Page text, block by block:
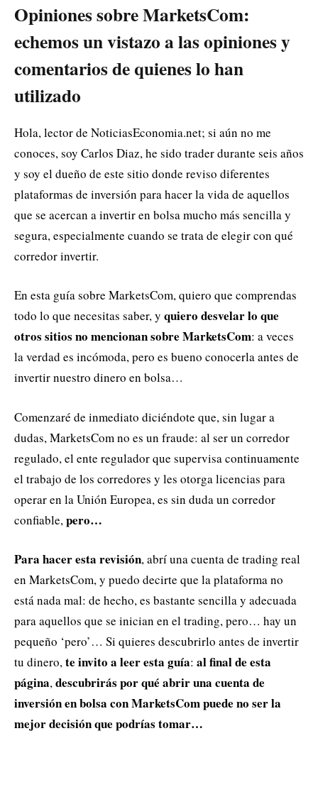
Opiniones sobre MarketsCom:
echemos un vistazo a las opiniones y
comentarios de quienes lo han
utilizado
Hola, lector de NoticiasEconomia.net; si aún no me
conoces, soy Carlos Diaz, he sido trader durante seis años
y soy el dueño de este sitio donde reviso diferentes
plataformas de inversión para hacer la vida de aquellos
que se acercan a invertir en bolsa mucho más sencilla y
segura, especialmente cuando se trata de elegir con qué
corredor invertir.
En esta guía sobre MarketsCom, quiero que comprendas
todo lo que necesitas saber, y quiero desvelar lo que
otros sitios no mencionan sobre MarketsCom: a veces
la verdad es incómoda, pero es bueno conocerla antes de
invertir nuestro dinero en bolsa…
Comenzaré de inmediato diciéndote que, sin lugar a
dudas, MarketsCom no es un fraude: al ser un corredor
regulado, el ente regulador que supervisa continuamente
el trabajo de los corredores y les otorga licencias para
operar en la Unión Europea, es sin duda un corredor
confiable, pero…
Para hacer esta revisión, abrí una cuenta de trading real
en MarketsCom, y puedo decirte que la plataforma no
está nada mal: de hecho, es bastante sencilla y adecuada
para aquellos que se inician en el trading, pero… hay un
pequeño ‘pero’… Si quieres descubrirlo antes de invertir
tu dinero,te invito a leer esta guía: al final de esta
página,descubrirás por qué abrir una cuenta de
inversión en bolsa con MarketsCom puede no ser la
mejor decisión que podrías tomar…